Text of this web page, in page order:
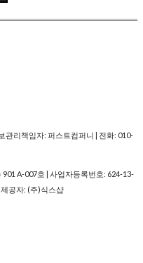
관리책임자: 퍼스트컴퍼니 | 전화: 010-
A-007호 | 사업자등록번호: 624-13-
공자: (주)식스샵